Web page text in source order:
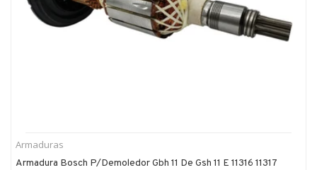
Armaduras
Armadura Bosch P/demoledor Gbh 11 De Gsh 11 E 11316 11317